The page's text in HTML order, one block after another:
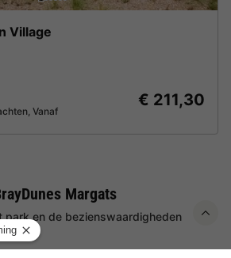
Village
Vanaf
€ 211,30
Margats
park en de bezienswaardigheden